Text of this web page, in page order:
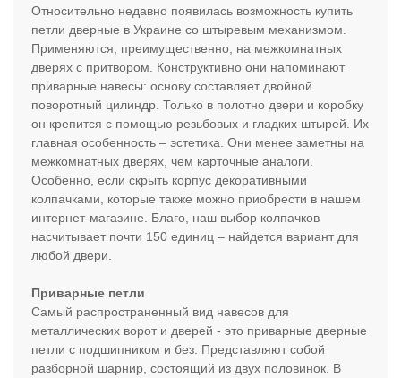
Относительно недавно появилась возможность купить
петли дверные в Украине со штыревым механизмом.
Применяются, преимущественно, на межкомнатных
дверях с притвором. Конструктивно они напоминают
приварные навесы: основу составляет двойной
поворотный цилиндр. Только в полотно двери и коробку
он крепится с помощью резьбовых и гладких штырей. Их
главная особенность – эстетика. Они менее заметны на
межкомнатных дверях, чем карточные аналоги.
Особенно, если скрыть корпус декоративными
колпачками, которые также можно приобрести в нашем
интернет-магазине. Благо, наш выбор колпачков
насчитывает почти 150 единиц – найдется вариант для
любой двери.
Приварные петли
Самый распространенный вид навесов для
металлических ворот и дверей - это приварные дверные
петли с подшипником и без. Представляют собой
разборной шарнир, состоящий из двух половинок. В